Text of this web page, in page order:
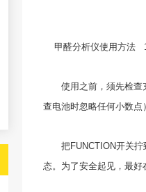
甲醛分析仪使用方法
使用之前，须先检查充
查电池时忽略任何小数
把FUNCTION开关拧到
态。为了安全起见，最好